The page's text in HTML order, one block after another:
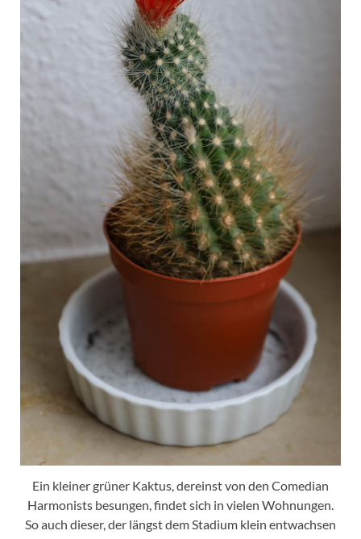
Ein kleiner grüner Kaktus, dereinst von den Comedian
Harmonists besungen, findet sich in vielen Wohnungen.
So auch dieser, der längst dem Stadium klein entwachsen